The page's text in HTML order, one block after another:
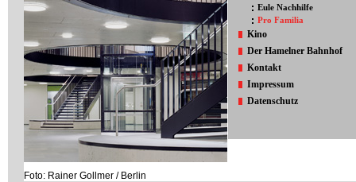
Foto: Rainer Gollmer / Berlin
Eule Nachhilfe
Pro Familia
Kino
Der Hamelner Bahnhof
Kontakt
Impressum
Datenschutz